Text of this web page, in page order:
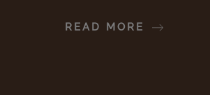
READ MORE